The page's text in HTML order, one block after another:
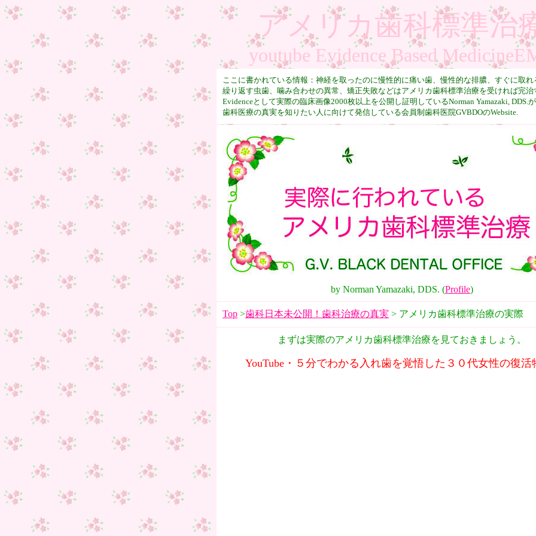
アメリカ歯科標準治
youtube Evidence Based
ここに書かれている情報：神経を取ったのに慢性的に痛い歯、慢性的な排膿、すぐに取れ
繰り返す虫歯、噛み合わせの異常、矯正失敗などはアメリカ歯科標準治療を受ければ完治
Evidenceとして実際の臨床画像2000枚以上を公開し証明しているNorman Yamazaki, DDS.が
歯科医療の真実を知りたい人に向けて発信している会員制歯科医院GVBDOのWebsite.
by Norman Yamazaki, DDS. (Profile)
Top >歯科日本未公開！歯科治療の真実 > アメリカ歯科標準治療の実際
まずは実際のアメリカ歯科標準治療を見ておきましょう。
YouTube・５分でわかる入れ歯を覚悟した３０代女性の復活